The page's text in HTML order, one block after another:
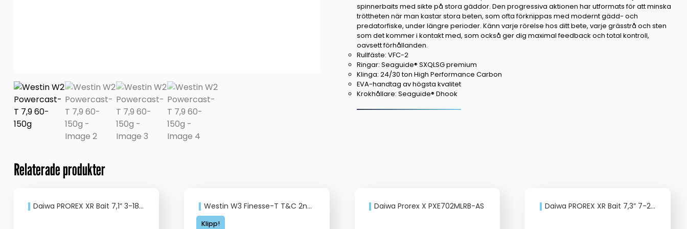
150g
mängd
spinnerbaits med sikte på stora gäddor. Den progressiva aktionen har utformats för att minska
tröttheten när man kastar stora beten, som ofta förknippas med modernt gädd- och
predatorfiske, under längre perioder. Känn varje rörelse hos ditt bete, varje grässtrå och sten
som det kommer i kontakt med, som också ger dig maximal feedback och total kontroll,
oavsett förhållanden.
Rullfäste: VFC-2
Ringar: Seaguide® SXQLSG premium
Klinga: 24/30 ton High Performance Carbon
EVA-handtag av högsta kvalitet
Krokhållare: Seaguide® Dhook
Relaterade produkter
Daiwa PROREX XR Bait 7,1” 3-18g Finesse Westin W3 Finesse-T T&C 2nd 7’1”/213cm ML 7-21g
Klipp!
Daiwa Prorex X PXE702MLRB-AS Daiwa PROREX XR Bait 7,3” 7-28g Power jig